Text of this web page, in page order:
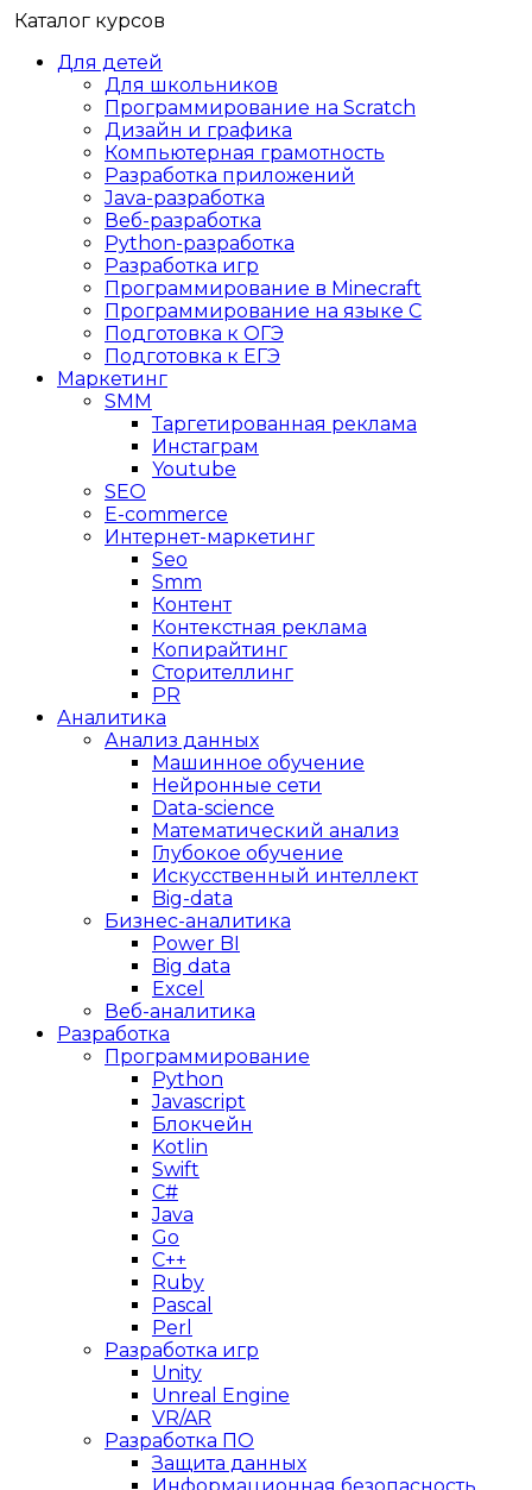
Каталог курсов
Для детей
Для школьников
Программирование на Scratch
Дизайн и графика
Компьютерная грамотность
Разработка приложений
Java-разработка
Веб-разработка
Python-разработка
Разработка игр
Программирование в Minecraft
Программирование на языке C
Подготовка к ОГЭ
Подготовка к ЕГЭ
Маркетинг
SMM
Таргетированная реклама
Инстаграм
Youtube
SEO
E-сommerce
Интернет-маркетинг
Seo
Smm
Контент
Контекстная реклама
Копирайтинг
Сторителлинг
PR
Аналитика
Анализ данных
Машинное обучение
Нейронные сети
Data-science
Математический анализ
Глубокое обучение
Искусственный интеллект
Big-data
Бизнес-аналитика
Power BI
Big data
Excel
Веб-аналитика
Разработка
Программирование
Python
Javascript
Блокчейн
Kotlin
Swift
C#
Java
Go
C++
Ruby
Pascal
Perl
Разработка игр
Unity
Unreal Engine
VR/AR
Разработка ПО
Защита данных